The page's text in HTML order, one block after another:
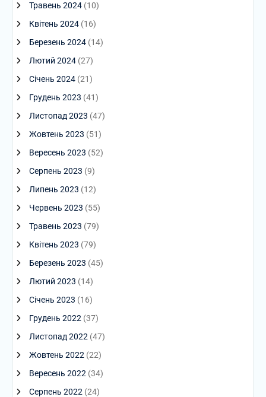
Травень 2024(10)
Квітень 2024(16)
Березень 2024(14)
Лютий 2024(27)
Січень 2024(21)
Грудень 2023 (41)
Листопад 2023 (47)
Жовтень 2023 (51)
Вересень 2023 (52)
Серпень 2023 (9)
Липень 2023 (12)
Червень 2023 (55)
Травень 2023 (79)
Квітень 2023 (79)
Березень 2023 (45)
Лютий 2023 (14)
Січень 2023 (16)
Грудень 2022 (37)
Листопад 2022 (47)
Жовтень 2022 (22)
Вересень 2022 (34)
Серпень 2022 (24)